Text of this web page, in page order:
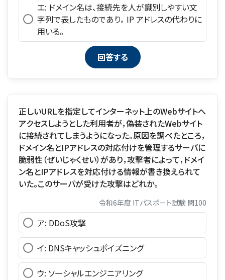
エ: ドメイン名は、接続先を人が識別しやすい文
字列で表したものであり， IP アドレスの代わりに
用いる。
正しいURLを指定してインターネット上のWebサイトへ
アクセスしようとした利用者が，偽装されたWebサイト
に接続されてしまうようになった。原因を調べたところ，
ドメイン名とIPアドレスの対応付けを管理するサーバに
脆弱性（ぜいじゃくせい）があり，攻撃者によって，ドメイ
ン名とIPアドレスを対応付ける情報が書き換えられて
いた。このサーバが受けた攻撃はどれか。
令和6年度 ITパスポート試験 問100
ア: DDoS攻撃
イ: DNSキャッシュポイズニング
ウ: ソーシャルエンジニアリング